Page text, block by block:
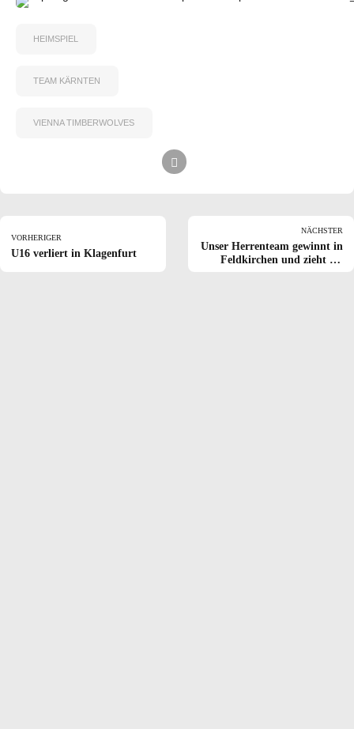
HEIMSPIEL
TEAM KÄRNTEN
VIENNA TIMBERWOLVES
VORHERIGER
U16 verliert in Klagenfurt
NÄCHSTER
Unser Herrenteam gewinnt in
Feldkirchen und zieht ins